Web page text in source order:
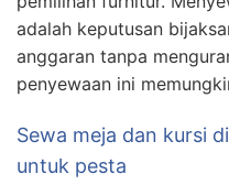
adalah keputusan
anggaran tanpa
penyewaan ini
Sewa meja dan kursi
untuk pesta